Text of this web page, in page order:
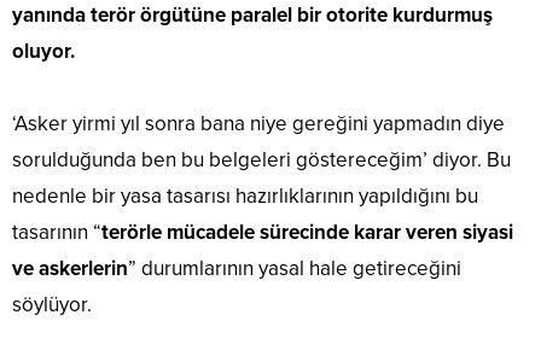
yanında terör örgütüne paralel bir otorite kurdurmuş
oluyor.
‘Asker yirmi yıl sonra bana niye gereğini yapmadın diye
sorulduğunda ben bu belgeleri göstereceğim’ diyor. Bu
nedenle bir yasa tasarısı hazırlıklarının yapıldığını bu
tasarının “terörle mücadele sürecinde karar veren siyasi
ve askerlerin” durumlarının yasal hale getireceğini
söylüyor.